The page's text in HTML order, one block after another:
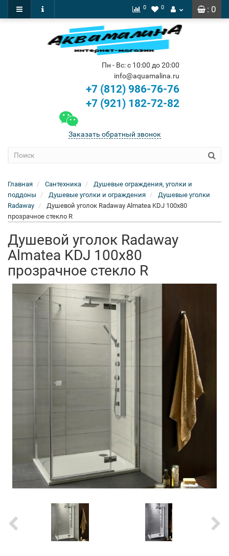
: 0
0 0
Пн - Вс: с 10:00 до 20:00
info@aquamalina.ru
+7 (812) 986-76-76
+7 (921) 182-72-82
Заказать обратный звонок
Главная Сантехника
Душевые ограждения, уголки и
поддоны
Душевые уголки и ограждения
Душевые уголки
Radaway
Душевой уголок Radaway Almatea KDJ 100x80
прозрачное стекло R
Душевой уголок Radaway
Almatea KDJ 100x80
прозрачное стекло R